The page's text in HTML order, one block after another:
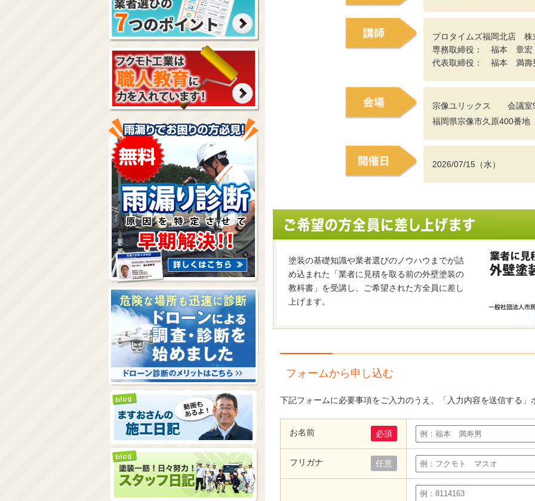
プロタイムズ福岡北店 株
専務取締役： 福本 章宏
代表取締役： 福本 満壽
宗像ユリックス 会議
福岡県宗像市久原400番地
2026/07/15（水）
塗装の基礎知識や業者選びのノウハウまでが詰
め込まれた「業者に見積を取る前の外壁塗装の
教科書」を受講し、ご希望された方全員に差し
上げます。
フォームから申し込む
下記フォームに必要事項をご入力のうえ、「入力内容を送信する
お名前 必須
フリガナ 任意